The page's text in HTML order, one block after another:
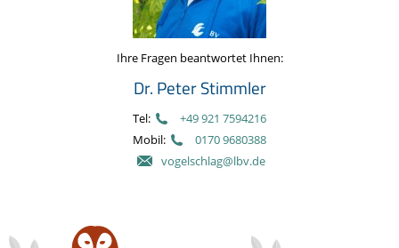
Ihre Fragen beantwortet Ihnen:
Dr. Peter Stimmler
Tel:
+49 921 7594216
Mobil:
0170 9680388
vogelschlag@lbv.de